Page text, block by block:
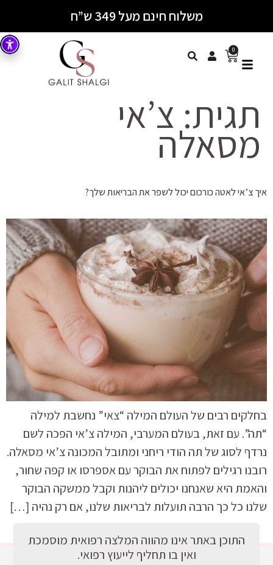
משלוח חינם מעל 349 ש”ח
0
תגית: צ’אי
מסאלה
איך צ’אי לאטה כורכום יכול לשפר את הבריאות שלך?
בחלקים רבים של העולם המילה “צאי” נחשבת למילה
“תה”. עם זאת, בעולם המערבי, המילה צ’אי הפכה לשם
נרדף לסוג של תה הודי ריחני ומתובל המכונה צ’אי מסאלה.
רובנו רגילים לפתוח את הבוקר עם אספרסו או קפה שחור,
והאמת היא שאנחנו יכולים ליהנות וקבל ממשקה הבוקר
שלנו כל כך הרבה תועלות לבריאות שלנו, אם רק נהיה […]
התוכן באתר אינו מהווה המלצה רפואית מוסמכת
ואין בו תחליף לייעוץ רפואי.